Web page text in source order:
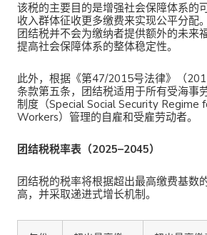
该税的主要目的是增强社会保障体系的
收入群体征收更多缴费来实现公平分配
团结税并不会为缴纳者提供额外的未来
提高社会保障体系的整体稳定性。
此外，根据《第47/2015号法律》（
条款第五条，团结税适用于所有受海事
制度（Special Social Security Regime
Workers）管理的自雇和受雇劳动者。
团结税税率表（2025–2045）
团结税的税率将根据超出最高缴费基数
高，并采取递进式增长机制。